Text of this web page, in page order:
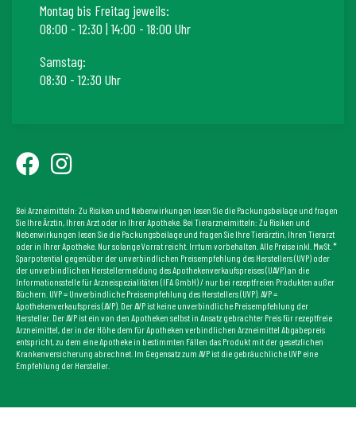
Montag bis Freitag jeweils:
08:00 - 12:30 | 14:00 - 18:00 Uhr
Samstag:
08:30 - 12:30 Uhr
Bei Arzneimitteln: Zu Risiken und Nebenwirkungen lesen Sie die Packungsbeilage und fragen
Sie Ihre Ärztin, Ihren Arzt oder in Ihrer Apotheke. Bei Tierarzneimitteln: Zu Risiken und
Nebenwirkungen lesen Sie die Packungsbeilage und fragen Sie Ihre Tierärztin, Ihren Tierarzt
oder in Ihrer Apotheke. Nur solange Vorrat reicht. Irrtum vorbehalten. Alle Preise inkl. MwSt. *
Sparpotential gegenüber der unverbindlichen Preisempfehlung des Herstellers (UVP) oder
der unverbindlichen Herstellermeldung des Apothekenverkaufspreises (UAVP) an die
Informationsstelle für Arzneispezialitäten (IFA GmbH) / nur bei rezeptfreien Produkten außer
Büchern. UVP = Unverbindliche Preisempfehlung des Herstellers (UVP). AVP =
Apothekenverkaufspreis (AVP). Der AVP ist keine unverbindliche Preisempfehlung der
Hersteller. Der AVP ist ein von den Apotheken selbst in Ansatz gebrachter Preis für rezeptfreie
Arzneimittel, der in der Höhe dem für Apotheken verbindlichen Arzneimittel Abgabepreis
entspricht, zu dem eine Apotheke in bestimmten Fällen das Produkt mit der gesetzlichen
Krankenversicherung abrechnet. Im Gegensatz zum AVP ist die gebräuchliche UVP eine
Empfehlung der Hersteller.